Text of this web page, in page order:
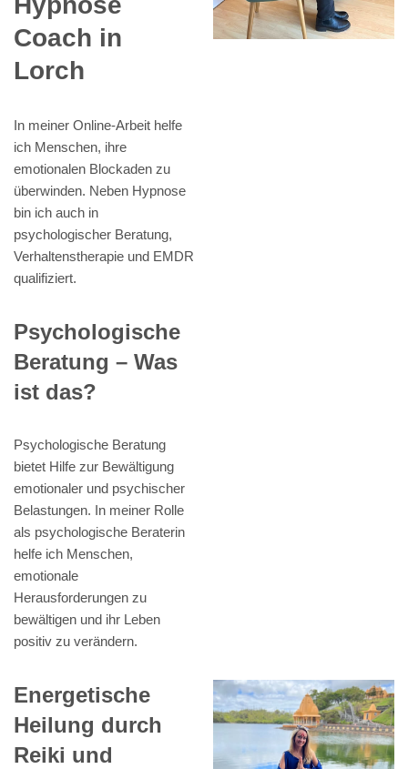
Coach in
Lorch
In meiner Online-Arbeit helfe
ich Menschen, ihre
emotionalen Blockaden zu
überwinden. Neben Hypnose
bin ich auch in
psychologischer Beratung,
Verhaltenstherapie und EMDR
qualifiziert.
Psychologische
Beratung – Was
ist das?
Psychologische Beratung
bietet Hilfe zur Bewältigung
emotionaler und psychischer
Belastungen. In meiner Rolle
als psychologische Beraterin
helfe ich Menschen,
emotionale
Herausforderungen zu
bewältigen und ihr Leben
positiv zu verändern.
Energetische
Heilung durch
Reiki und